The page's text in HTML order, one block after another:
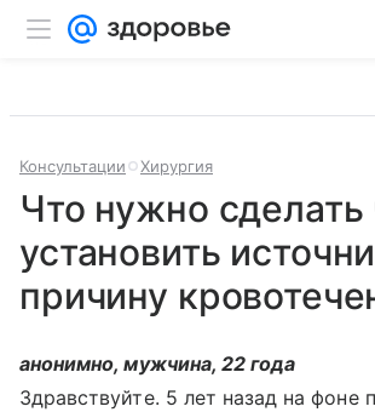
Консультации Хирургия
Что нужно сделать
установить
причину
анонимно, мужчина, 22 года
Здравствуйте. 5 лет назад на фоне